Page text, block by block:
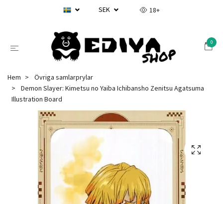
SEK 18+
0
Hem
Övriga samlarprylar
Demon Slayer: Kimetsu no Yaiba Ichibansho Zenitsu Agatsuma
Illustration Board